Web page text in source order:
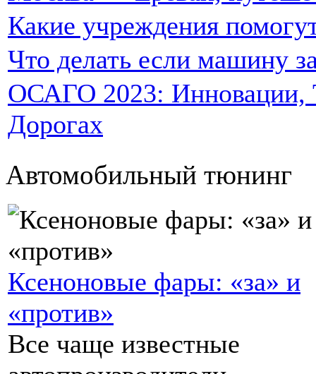
Какие учреждения
Что делать если машину
ОСАГО 2023: Инновации,
Дорогах
Автомобильный тюнинг
Ксеноновые фары: «за» и
«против»
Все чаще известные